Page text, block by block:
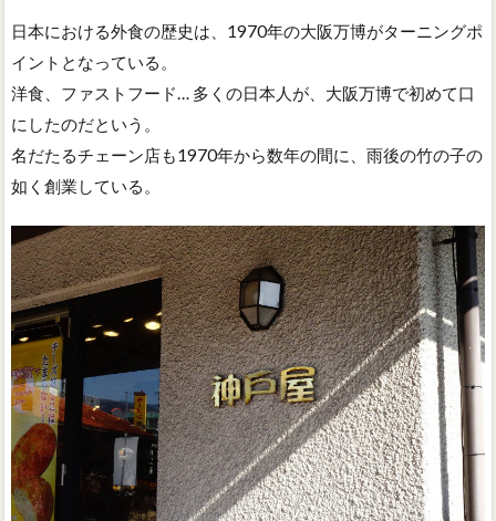
日本における外食の歴史は、1970年の大阪万博がターニングポ
イントとなっている。
洋食、ファストフード… 多くの日本人が、大阪万博で初めて口
にしたのだという。
名だたるチェーン店も1970年から数年の間に、雨後の竹の子の
如く創業している。